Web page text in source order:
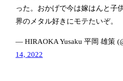
った。おかげで今は嫁はんと子
界のメタル好きにモテたいぞ。
— HIRAOKA Yusaku 平岡 雄策
14, 2022